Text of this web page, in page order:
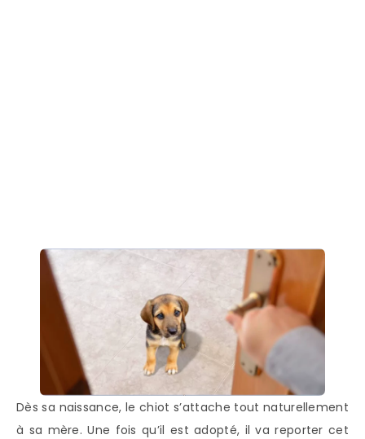
Dès sa naissance, le chiot s’attache tout naturellement
à sa mère. Une fois qu’il est adopté, il va reporter cet